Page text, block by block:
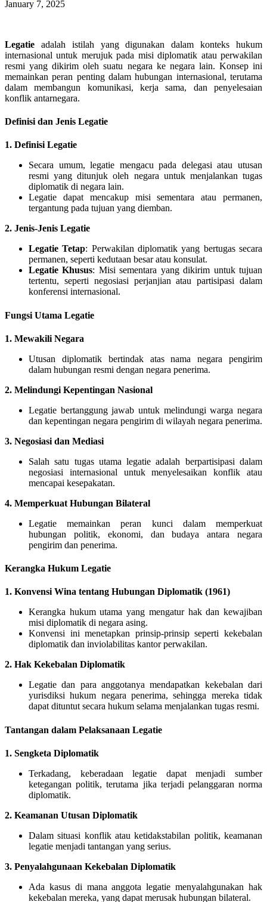
January 7, 2025
Legatie adalah istilah yang digunakan dalam konteks hukum
internasional untuk merujuk pada misi diplomatik atau perwakilan
resmi yang dikirim oleh suatu negara ke negara lain. Konsep ini
memainkan peran penting dalam hubungan internasional, terutama
dalam membangun komunikasi, kerja sama, dan penyelesaian
konflik antarnegara.
Definisi dan Jenis Legatie
1. Definisi Legatie
Secara umum, legatie mengacu pada delegasi atau utusan
resmi yang ditunjuk oleh negara untuk menjalankan tugas
diplomatik di negara lain.
Legatie dapat mencakup misi sementara atau permanen,
tergantung pada tujuan yang diemban.
2. Jenis-Jenis Legatie
Legatie Tetap: Perwakilan diplomatik yang bertugas secara
permanen, seperti kedutaan besar atau konsulat.
Legatie Khusus: Misi sementara yang dikirim untuk tujuan
tertentu, seperti negosiasi perjanjian atau partisipasi dalam
konferensi internasional.
Fungsi Utama Legatie
1. Mewakili Negara
Utusan diplomatik bertindak atas nama negara pengirim
dalam hubungan resmi dengan negara penerima.
2. Melindungi Kepentingan Nasional
Legatie bertanggung jawab untuk melindungi warga negara
dan kepentingan negara pengirim di wilayah negara penerima.
3. Negosiasi dan Mediasi
Salah satu tugas utama legatie adalah berpartisipasi dalam
negosiasi internasional untuk menyelesaikan konflik atau
mencapai kesepakatan.
4. Memperkuat Hubungan Bilateral
Legatie memainkan peran kunci dalam memperkuat
hubungan politik, ekonomi, dan budaya antara negara
pengirim dan penerima.
Kerangka Hukum Legatie
1. Konvensi Wina tentang Hubungan Diplomatik (1961)
Kerangka hukum utama yang mengatur hak dan kewajiban
misi diplomatik di negara asing.
Konvensi ini menetapkan prinsip-prinsip seperti kekebalan
diplomatik dan inviolabilitas kantor perwakilan.
2. Hak Kekebalan Diplomatik
Legatie dan para anggotanya mendapatkan kekebalan dari
yurisdiksi hukum negara penerima, sehingga mereka tidak
dapat dituntut secara hukum selama menjalankan tugas resmi.
Tantangan dalam Pelaksanaan Legatie
1. Sengketa Diplomatik
Terkadang, keberadaan legatie dapat menjadi sumber
ketegangan politik, terutama jika terjadi pelanggaran norma
diplomatik.
2. Keamanan Utusan Diplomatik
Dalam situasi konflik atau ketidakstabilan politik, keamanan
legatie menjadi tantangan yang serius.
3. Penyalahgunaan Kekebalan Diplomatik
Ada kasus di mana anggota legatie menyalahgunakan hak
kekebalan mereka, yang dapat merusak hubungan bilateral.